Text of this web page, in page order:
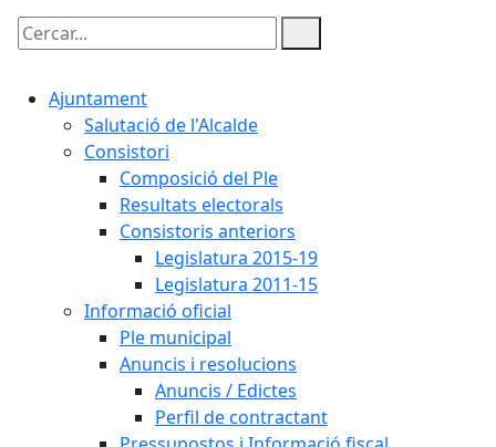
Cercar:
Ajuntament
Salutació de l'Alcalde
Consistori
Composició del Ple
Resultats electorals
Consistoris anteriors
Legislatura 2015-19
Legislatura 2011-15
Informació oficial
Ple municipal
Anuncis i resolucions
Anuncis / Edictes
Perfil de contractant